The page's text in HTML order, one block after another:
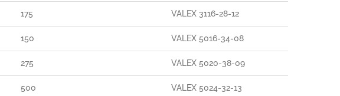
175 VALEX 3116-28-12
150 VALEX 5016-34-08
275 VALEX 5020-38-09
500 VALEX 5024-32-13